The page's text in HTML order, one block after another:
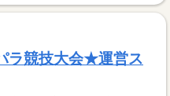
ラ競技大会★運営ス